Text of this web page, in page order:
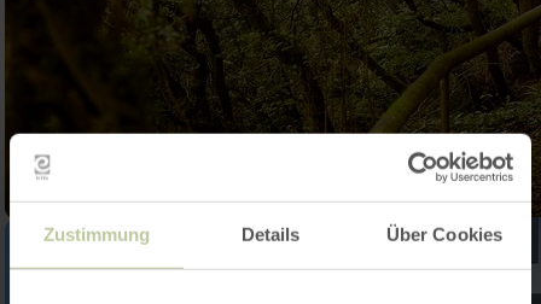
Zustimmung Details Über Cookies